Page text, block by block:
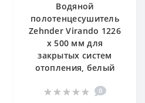
Водяной
полотенцесушитель
Zehnder Virando 1226
x 500 мм для
закрытых систем
отопления, белый
0